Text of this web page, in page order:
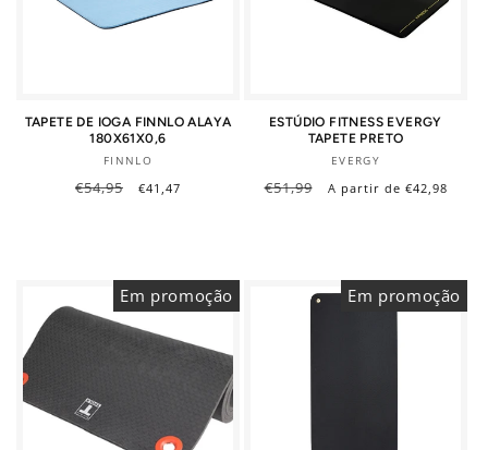
TAPETE DE IOGA FINNLO ALAYA
180X61X0,6
Fornecedor:
FINNLO
Preço
€54,95
Preço
€41,47
ESTÚDIO FITNESS EVERGY
TAPETE PRETO
Fornecedor:
EVERGY
Preço
€51,99
Preço
A partir de €42,98
Em promoção Em promoção